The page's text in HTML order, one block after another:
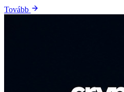
Tovább